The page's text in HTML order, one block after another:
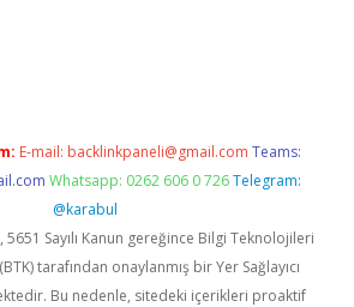
E-mail: backlinkpaneli@gmail.com Teams:
Whatsapp: 0262 606 0 726 Telegram:
@karabul
5651 Sayılı Kanun gereğince Bilgi Teknolojileri
tarafından onaylanmış bir Yer Sağlayıcı
Bu nedenle, sitedeki içerikleri proaktif